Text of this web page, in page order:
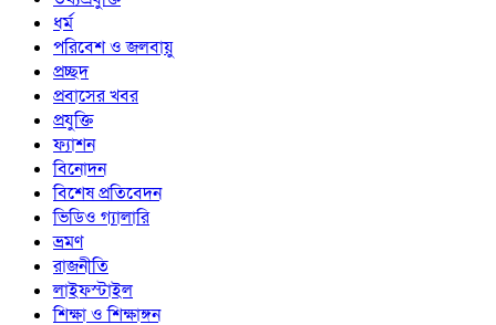
ধর্ম
পরিবেশ ও জলবায়ু
প্রচ্ছদ
প্রবাসের খবর
প্রযুক্তি
ফ্যাশন
বিনোদন
বিশেষ প্রতিবেদন
ভিডিও গ্যালারি
ভ্রমণ
রাজনীতি
লাইফস্টাইল
শিক্ষা ও শিক্ষাঙ্গন